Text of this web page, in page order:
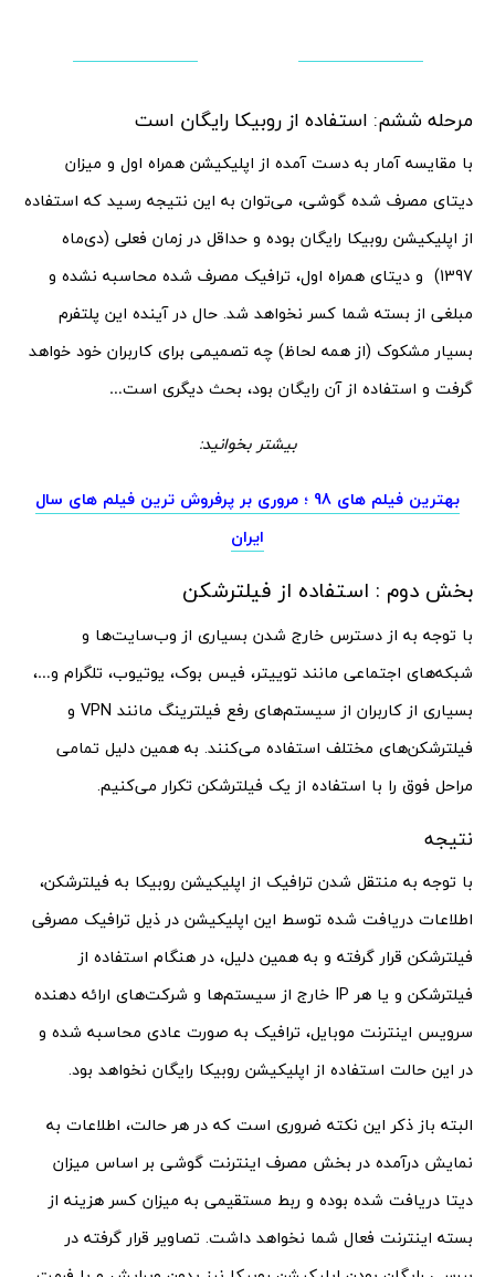
مرحله ششم: استفاده از روبیکا رایگان است
با مقایسه آمار به دست آمده از اپلیکیشن همراه اول و میزان
دیتای مصرف شده گوشی، می‌توان به این نتیجه رسید که استفاده
از اپلیکیشن روبیکا رایگان بوده و حداقل در زمان فعلی (دی‌ماه
1397) و دیتای همراه اول، ترافیک مصرف شده محاسبه نشده و
مبلغی از بسته شما کسر نخواهد شد. حال در آینده این پلتفرم
بسیار مشکوک (از همه لحاظ) چه تصمیمی برای کاربران خود خواهد
گرفت و استفاده از آن رایگان بود، بحث دیگری است…
بیشتر بخوانید:
بهترین فیلم های 98 ؛ مروری بر پرفروش ترین فیلم های سال
ایران
بخش دوم : استفاده از فیلترشکن
با توجه به از دسترس خارج شدن بسیاری از وب‌سایت‌ها و
شبکه‌های اجتماعی مانند توییتر، فیس بوک، یوتیوب، تلگرام و…،
بسیاری از کاربران از سیستم‌های رفع فیلترینگ مانند VPN و
فیلترشکن‌های مختلف استفاده می‌کنند. به همین دلیل تمامی
مراحل فوق را با استفاده از یک فیلترشکن تکرار می‌کنیم.
نتیجه
با توجه به منتقل شدن ترافیک از اپلیکیشن روبیکا به فیلترشکن،
اطلاعات دریافت شده توسط این اپلیکیشن در ذیل ترافیک مصرفی
فیلترشکن قرار گرفته و به همین دلیل، در هنگام استفاده از
فیلترشکن و یا هر IP خارج از سیستم‌ها و شرکت‌های ارائه دهنده
سرویس اینترنت موبایل، ترافیک به صورت عادی محاسبه شده و
در این حالت استفاده از اپلیکیشن روبیکا رایگان نخواهد بود.
البته باز ذکر این نکته ضروری است که در هر حالت، اطلاعات به
نمایش درآمده در بخش مصرف اینترنت گوشی بر اساس میزان
دیتا دریافت شده بوده و ربط مستقیمی به میزان کسر هزینه از
بسته اینترنت فعال شما نخواهد داشت. تصاویر قرار گرفته در